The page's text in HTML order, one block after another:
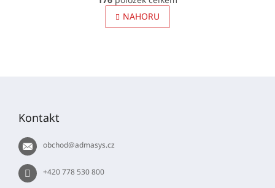
v
l
á
á
n
k
NAHORU
Kontakt
obchod@admasys.cz
+420 778 530 800